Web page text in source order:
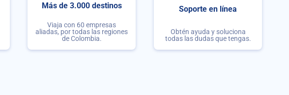
Más de 3.000 destinos
Viaja con 60 empresas
aliadas, por todas las regiones
de Colombia.
Soporte en línea
Obtén ayuda y soluciona
todas las dudas que tengas.